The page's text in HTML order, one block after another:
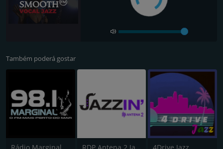
Também poderá gostar
Rádio Marginal RDP Antena 2 Jazzin 4Drive Jazz